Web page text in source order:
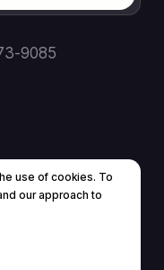
use of cookies. To
our approach to
9085
policy